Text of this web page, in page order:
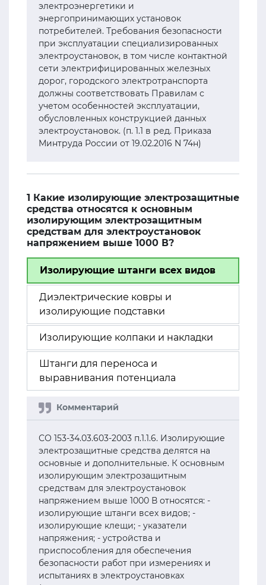
электроэнергетики и
энергопринимающих установок
потребителей. Требования безопасности
при эксплуатации специализированных
электроустановок, в том числе контактной
сети электрифицированных железных
дорог, городского электротранспорта
должны соответствовать Правилам с
учетом особенностей эксплуатации,
обусловленных конструкцией данных
электроустановок. (п. 1.1 в ред. Приказа
Минтруда России от 19.02.2016 N 74н)
1 Какие изолирующие электрозащитные
средства относятся к основным
изолирующим электрозащитным
средствам для электроустановок
напряжением выше 1000 В?
Изолирующие штанги всех видов
Диэлектрические ковры и
изолирующие подставки
Изолирующие колпаки и накладки
Штанги для переноса и
выравнивания потенциала
СО 153-34.03.603-2003 п.1.1.6. Изолирующие
электрозащитные средства делятся на
основные и дополнительные. К основным
изолирующим электрозащитным
средствам для электроустановок
напряжением выше 1000 В относятся: -
изолирующие штанги всех видов; -
изолирующие клещи; - указатели
напряжения; - устройства и
приспособления для обеспечения
безопасности работ при измерениях и
испытаниях в электроустановках